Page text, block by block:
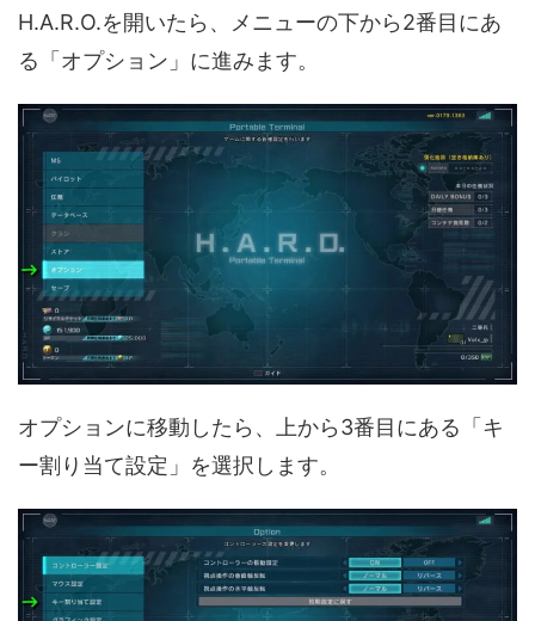
H.A.R.O.を開いたら、メニューの下から2番目にあ
る「オプション」に進みます。
オプションに移動したら、上から3番目にある「キ
ー割り当て設定」を選択します。